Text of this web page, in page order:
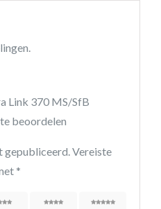
Link 370 MS/SfB
beoordelen
gepubliceerd.Vereiste
*
4 van
5 van